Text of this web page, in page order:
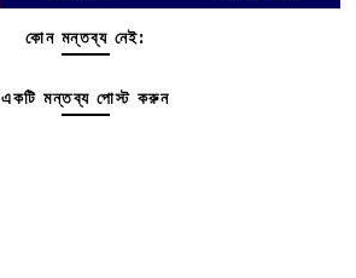
কোন মন্তব্য নেই:
একটি মন্তব্য পোস্ট করুন